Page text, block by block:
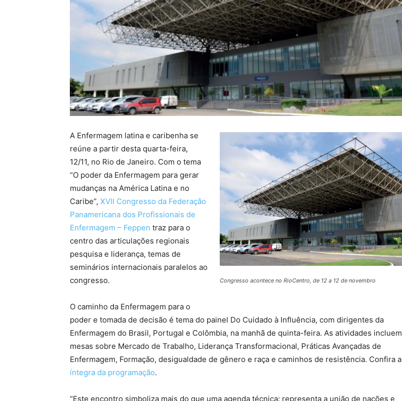
Congresso acontece no RioCentro, de 12 a 12 de novembro
A Enfermagem latina e caribenha se
reúne a partir desta quarta-feira,
12/11, no Rio de Janeiro. Com o tema
“O poder da Enfermagem para gerar
mudanças na América Latina e no
Caribe”, XVII Congresso da Federação
Panamericana dos Profissionais de
Enfermagem – Feppen traz para o
centro das articulações regionais
pesquisa e liderança, temas de
seminários internacionais paralelos ao
congresso.
O caminho da Enfermagem para o
poder e tomada de decisão é tema do painel Do Cuidado à Influência, com dirigentes da
Enfermagem do Brasil, Portugal e Colômbia, na manhã de quinta-feira. As atividades incluem
mesas sobre Mercado de Trabalho, Liderança Transformacional, Práticas Avançadas de
Enfermagem, Formação, desigualdade de gênero e raça e caminhos de resistência. Confira a
íntegra da programação.
“Este encontro simboliza mais do que uma agenda técnica: representa a união de nações e